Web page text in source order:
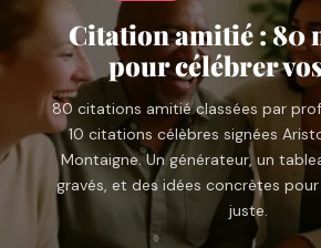
Citation amitié : 80
pour célébrer
80 citations amitié classées par
10 citations célèbres signées
Montaigne. Un générateur, un
gravés, et des idées concrètes
juste.